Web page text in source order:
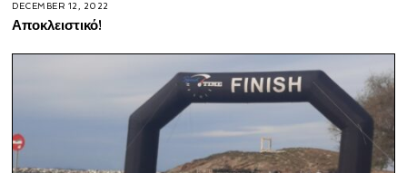
DECEMBER 12, 2022
Αποκλειστικό!